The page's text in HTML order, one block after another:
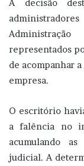
A decisão
representados
de acompanhar
empresa.
O escritório
a falência no
acumulando
judicial. A